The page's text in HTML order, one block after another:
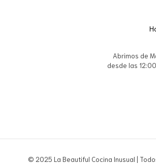
Abrimos de
desde las
© 2025 La Beautiful Cocina Inusual |